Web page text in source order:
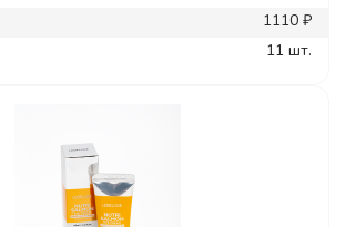
1110 ₽
11 шт.